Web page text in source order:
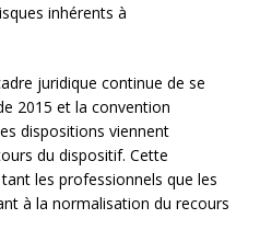
inhérents à
juridique continue de se
2015 et la convention
dispositions viennent
du dispositif. Cette
les professionnels que les
à la normalisation du recours